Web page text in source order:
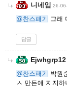
니네임 26-
@찬스패기 그래
답글
Ejwhgrp12
@찬스패기 박원
ㅅ 만든애 지지